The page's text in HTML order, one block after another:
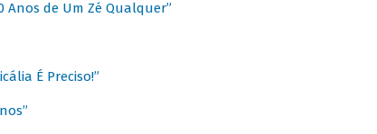
Anos de Um Zé Qualquer”
É Preciso!”